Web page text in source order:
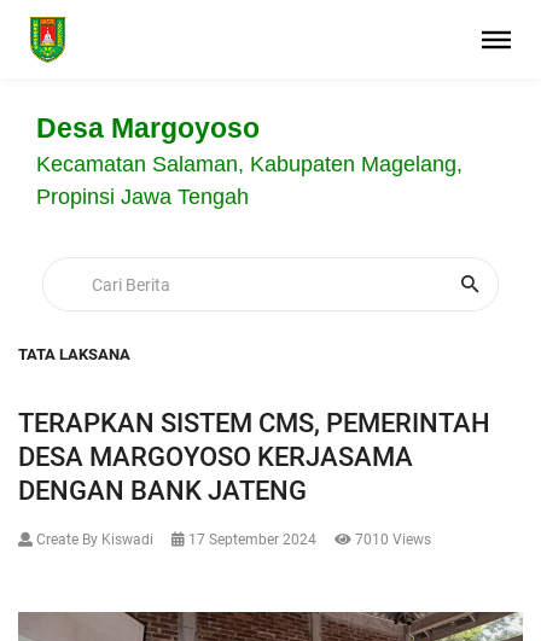
Desa Margoyoso
Kecamatan Salaman, Kabupaten Magelang,
Propinsi Jawa Tengah
TATA LAKSANA
TERAPKAN SISTEM CMS, PEMERINTAH
DESA MARGOYOSO KERJASAMA
DENGAN BANK JATENG
Create By Kiswadi 17 September 2024 7010 Views